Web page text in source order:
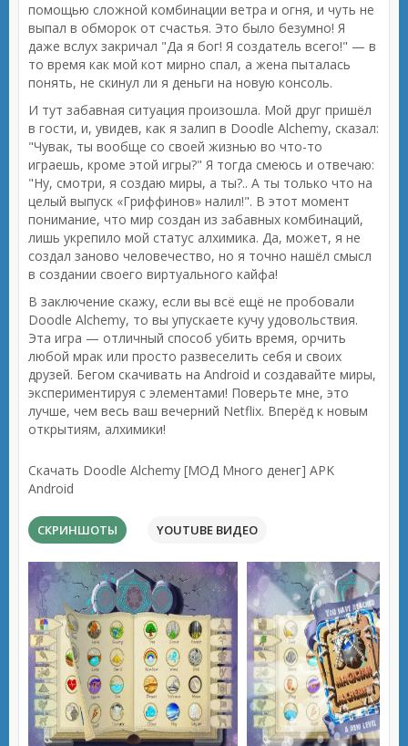
помощью сложной комбинации ветра и огня, и чуть не
выпал в обморок от счастья. Это было безумно! Я
даже вслух закричал "Да я бог! Я создатель всего!" — в
то время как мой кот мирно спал, а жена пыталась
понять, не скинул ли я деньги на новую консоль.
И тут забавная ситуация произошла. Мой друг пришёл
в гости, и, увидев, как я залип в Doodle Alchemy, сказал:
"Чувак, ты вообще со своей жизнью во что-то
играешь, кроме этой игры?" Я тогда смеюсь и отвечаю:
"Ну, смотри, я создаю миры, а ты?.. А ты только что на
целый выпуск «Гриффинов» налил!". В этот момент
понимание, что мир создан из забавных комбинаций,
лишь укрепило мой статус алхимика. Да, может, я не
создал заново человечество, но я точно нашёл смысл
в создании своего виртуального кайфа!
В заключение скажу, если вы всё ещё не пробовали
Doodle Alchemy, то вы упускаете кучу удовольствия.
Эта игра — отличный способ убить время, орчить
любой мрак или просто развеселить себя и своих
друзей. Бегом скачивать на Android и создавайте миры,
экспериментируя с элементами! Поверьте мне, это
лучше, чем весь ваш вечерний Netflix. Вперёд к новым
открытиям, алхимики!
Скачать Doodle Alchemy [МОД Много денег] APK
Android
СКРИНШОТЫ YOUTUBE ВИДЕО